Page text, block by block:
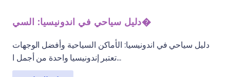
دليل سياحي في اندونيسيا: السي�
دليل سياحي في اندونيسيا: الأماكن السياحية وأفضل الوجهات
تعتبر إندونيسيا واحدة من أجمل ا...